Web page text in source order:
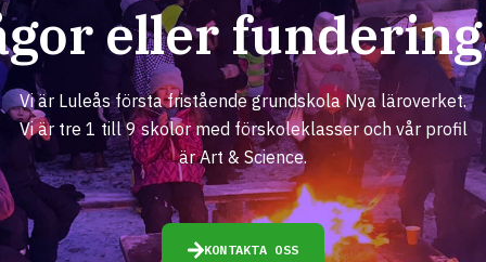
eller
Vi är Luleås första fristående grundskola Nya läroverket.
Vi är tre 1 till 9 skolor med förskoleklasser och vår profil
är Art & Science.
KONTAKTA OSS